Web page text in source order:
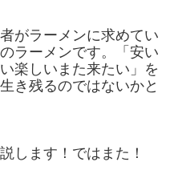
がラーメンに求めてい
ラーメンです。「安い
楽しいまた来たい」を
き残るのではないかと
します！ではまた！